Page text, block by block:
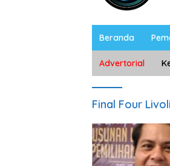
Beranda
Advertorial
Final Four Livoli